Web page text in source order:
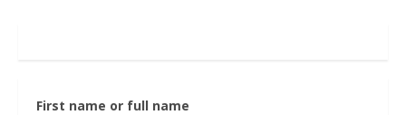
First name or full name